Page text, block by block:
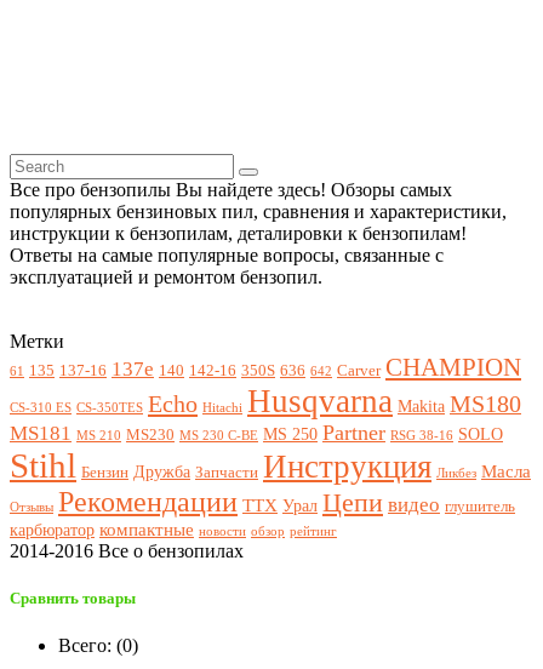
Все про бензопилы Вы найдете здесь! Обзоры самых
популярных бензиновых пил, сравнения и характеристики,
инструкции к бензопилам, деталировки к бензопилам!
Ответы на самые популярные вопросы, связанные с
эксплуатацией и ремонтом бензопил.
Метки
61 135 137-16 137e 140 142-16 350S 636 642 Carver CHAMPION
CS-310 ES CS-350TES Echo Hitachi Husqvarna Makita MS180
MS181 MS 210 MS230 MS 230 C-BE MS 250 Partner RSG 38-16 SOLO
Stihl Бензин Дружба Запчасти Инструкция Ликбез Масла
Отзывы Рекомендации ТТХ Урал Цепи видео глушитель
карбюратор компактные новости обзор рейтинг
2014-2016 Все о бензопилах
Сравнить товары
Всего: (0)